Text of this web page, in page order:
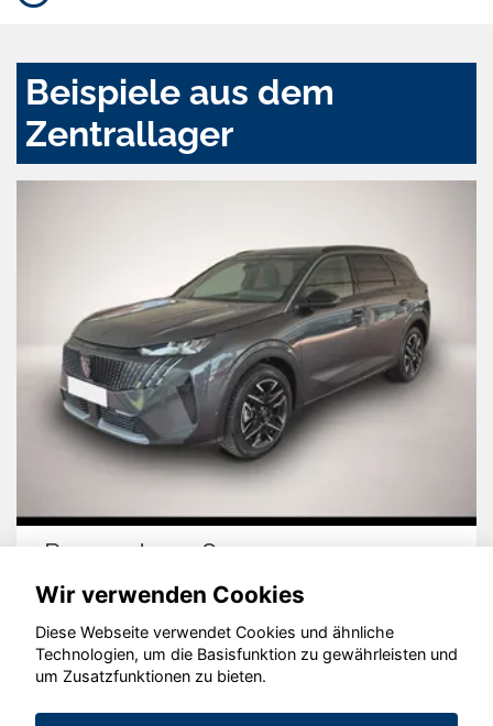
Beispiele aus dem
Zentrallager
Peugeot 5008
© konjunkturmotor.de GmbH 2020 - 2026
Wir verwenden Cookies
Diese Webseite verwendet Cookies und ähnliche
Technologien, um die Basisfunktion zu gewährleisten und
um Zusatzfunktionen zu bieten.